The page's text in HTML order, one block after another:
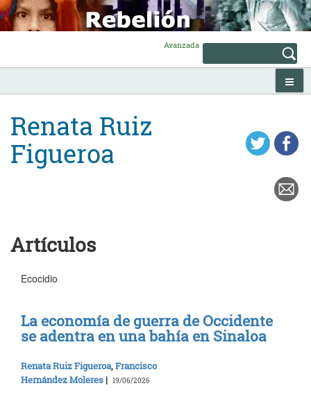
Skip
to
content
Avanzada
Renata Ruiz
Figueroa
Artículos
Ecocidio
La economía de guerra de Occidente
se adentra en una bahía en Sinaloa
Renata Ruiz Figueroa,Francisco
Hernández Moleres | 19/06/2026